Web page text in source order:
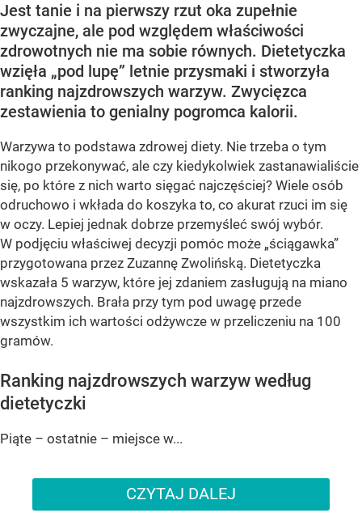
Jest tanie i na pierwszy rzut oka zupełnie
zwyczajne, ale pod względem właściwości
zdrowotnych nie ma sobie równych. Dietetyczka
wzięła „pod lupę” letnie przysmaki i stworzyła
ranking najzdrowszych warzyw. Zwycięzca
zestawienia to genialny pogromca kalorii.
Warzywa to podstawa zdrowej diety. Nie trzeba o tym
nikogo przekonywać, ale czy kiedykolwiek zastanawialiście
się, po które z nich warto sięgać najczęściej? Wiele osób
odruchowo i wkłada do koszyka to, co akurat rzuci im się
w oczy. Lepiej jednak dobrze przemyśleć swój wybór.
W podjęciu właściwej decyzji pomóc może „ściągawka”
przygotowana przez Zuzannę Zwolińską. Dietetyczka
wskazała 5 warzyw, które jej zdaniem zasługują na miano
najzdrowszych. Brała przy tym pod uwagę przede
wszystkim ich wartości odżywcze w przeliczeniu na 100
gramów.
Ranking najzdrowszych warzyw według
dietetyczki
Piąte – ostatnie – miejsce w...
CZYTAJ DALEJ